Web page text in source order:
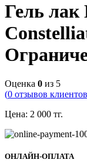
Гель лак
Оценка 0 из 5
(0 отзывов
Цена: 2 000 тг.
ОНЛАЙН-ОПЛАТА